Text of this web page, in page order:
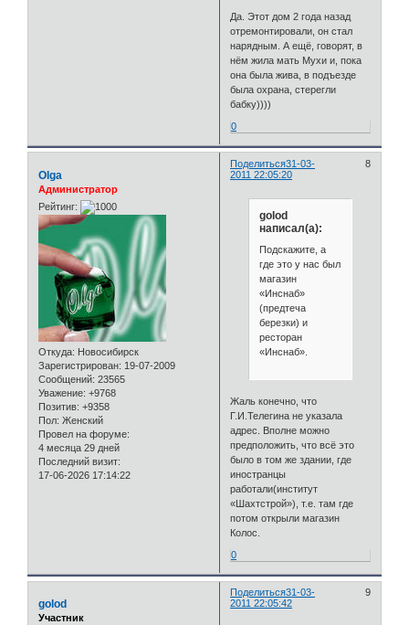
Да. Этот дом 2 года назад
отремонтировали, он стал
нарядным. А ещё, говорят, в
нём жила мать Мухи и, пока
она была жива, в подъезде
была охрана, стерегли
бабку))))
0
Поделиться 8
31-03-
2011 22:05:20
Olga
Администратор
Рейтинг:
Откуда: Новосибирск
Зарегистрирован: 19-07-2009
Сообщений: 23565
Уважение: +9768
Позитив: +9358
Пол: Женский
Провел на форуме:
4 месяца 29 дней
Последний визит:
17-06-2026 17:14:22
golod
написал(а):
Подскажите, а
где это у нас был
магазин
«Инснаб»
(предтеча
березки) и
ресторан
«Инснаб».
Жаль конечно, что
Г.И.Телегина не указала
адрес. Вполне можно
предположить, что всё это
было в том же здании, где
иностранцы
работали(институт
«Шахтстрой»), т.е. там где
потом открыли магазин
Колос.
0
Поделиться 9
31-03-
2011 22:05:42
golod
Участник